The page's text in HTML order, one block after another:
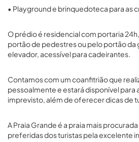
• Playground e brinquedoteca para as
O prédio é residencial com portaria
portão de pedestres ou pelo portão da
elevador, acessível para cadeirantes.
Contamos com um coanfitrião que
pessoalmente e estará disponível para
imprevisto, além de oferecer dicas de
A Praia Grande é a praia mais
preferidas dos turistas pela excelente